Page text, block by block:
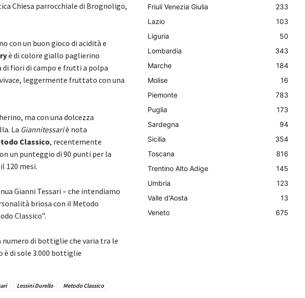
Chiesa parrocchiale di Brognoligo,
con un buon gioco di acidità e
è di colore giallo paglierino
fiori di campo e frutti a polpa
leggermente fruttato con una
ma con una dolcezza
La Giannitessariè nota
Classico, recentemente
un punteggio di 90 punti per la
120 mesi.
Gianni Tessari – che intendiamo
briosa con il Metodo
Classico”.
numero di bottiglie che varia tra le
è di sole 3.000 bottiglie
Lessini Durello
Metodo Classico
Friuli Venezia Giulia
233
Lazio
103
Liguria
50
Lombardia
343
Marche
184
Molise
16
Piemonte
783
Puglia
173
Sardegna
94
Sicilia
354
Toscana
816
Trentino Alto Adige
145
Umbria
123
Valle d'Aosta
13
Veneto
675